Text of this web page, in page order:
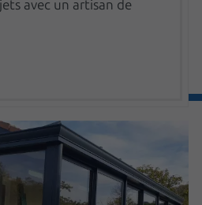
avec un artisan de